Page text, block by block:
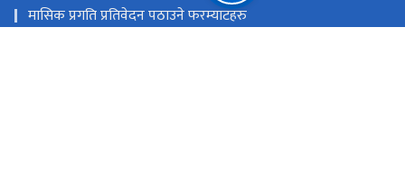
मासिक प्रगति प्रतिवेदन पठाउने फरम्याटहरु